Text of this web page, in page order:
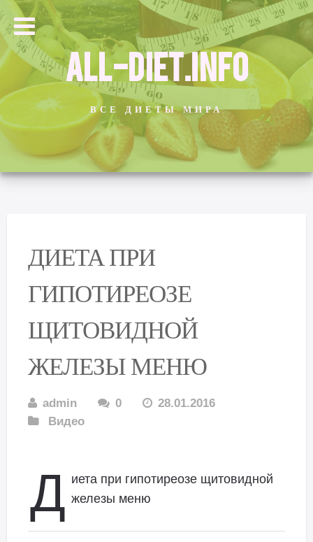
ALL-DIET.INFO
ВСЕ ДИЕТЫ МИРА
ДИЕТА ПРИ
ГИПОТИРЕОЗЕ
ЩИТОВИДНОЙ
ЖЕЛЕЗЫ МЕНЮ
admin 0
28.01.2016
Видео
Д иета при гипотиреозе щитовидной
железы меню